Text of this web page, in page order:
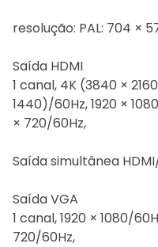
resolução: PAL: 704 ×
Saída HDMI
1 canal, 4K (3840 ×
1440)/60Hz, 1920 ×
× 720/60Hz,
Saída simultânea
Saída VGA
1 canal, 1920 × 1080/
720/60Hz,